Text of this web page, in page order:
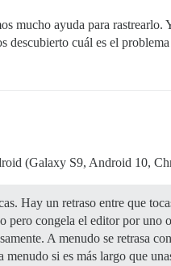
mucho ayuda para
descubierto cuál es el
(Galaxy S9, Android 10,
Hay un retraso entre que
pero congela el editor por
A menudo se retrasa
menudo si es más largo que